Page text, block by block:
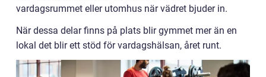
vardagsrummet eller utomhus när vädret bjuder in.
När dessa delar finns på plats blir gymmet mer än en
lokal det blir ett stöd för vardagshälsan, året runt.